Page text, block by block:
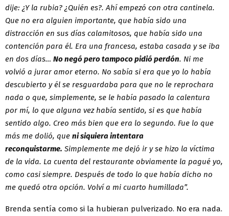
dije: ¿Y la rubia? ¿Quién es?. Ahí empezó con otra cantinela.
Que no era alguien importante, que había sido una
distracción en sus días calamitosos, que había sido una
contención para él. Era una francesa, estaba casada y se iba
en dos días… No negó pero tampoco pidió perdón. Ni me
volvió a jurar amor eterno. No sabía si era que yo lo había
descubierto y él se resguardaba para que no le reprochara
nada o que, simplemente, se le había pasado la calentura
por mí, lo que alguna vez había sentido, si es que había
sentido algo. Creo más bien que era lo segundo. Fue lo que
más me dolió, que ni siquiera intentara
reconquistarme. Simplemente me dejó ir y se hizo la víctima
de la vida. La cuenta del restaurante obviamente la pagué yo,
como casi siempre. Después de todo lo que había dicho no
me quedó otra opción. Volví a mi cuarto humillada”.
Brenda sentía como si la hubieran pulverizado. No era nada.